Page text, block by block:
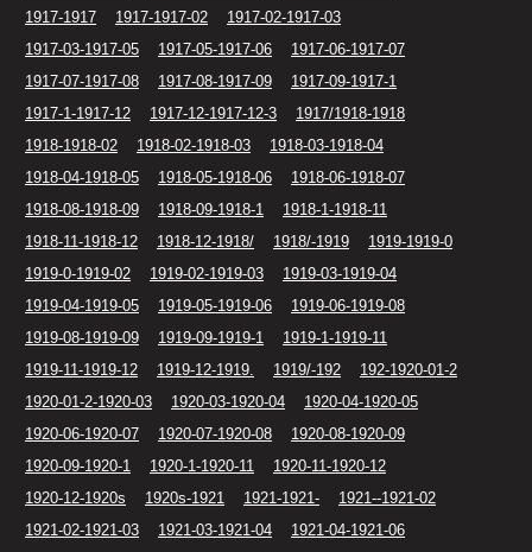
1917-1917
1917-1917-02
1917-02-1917-03
1917-03-1917-05
1917-05-1917-06
1917-06-1917-07
1917-07-1917-08
1917-08-1917-09
1917-09-1917-1
1917-1-1917-12
1917-12-1917-12-3
1917/1918-1918
1918-1918-02
1918-02-1918-03
1918-03-1918-04
1918-04-1918-05
1918-05-1918-06
1918-06-1918-07
1918-08-1918-09
1918-09-1918-1
1918-1-1918-11
1918-11-1918-12
1918-12-1918/ 1918/-1919
1919-1919-0
1919-0-1919-02
1919-02-1919-03
1919-03-1919-04
1919-04-1919-05
1919-05-1919-06
1919-06-1919-08
1919-08-1919-09
1919-09-1919-1
1919-1-1919-11
1919-11-1919-12
1919-12-1919. 1919/-192
192-1920-01-2
1920-01-2-1920-03
1920-03-1920-04
1920-04-1920-05
1920-06-1920-07
1920-07-1920-08
1920-08-1920-09
1920-09-1920-1
1920-1-1920-11
1920-11-1920-12
1920-12-1920s
1920s-1921 1921-1921-
1921--1921-02
1921-02-1921-03
1921-03-1921-04
1921-04-1921-06